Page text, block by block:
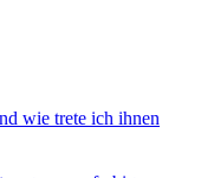
wie trete ich ihnen